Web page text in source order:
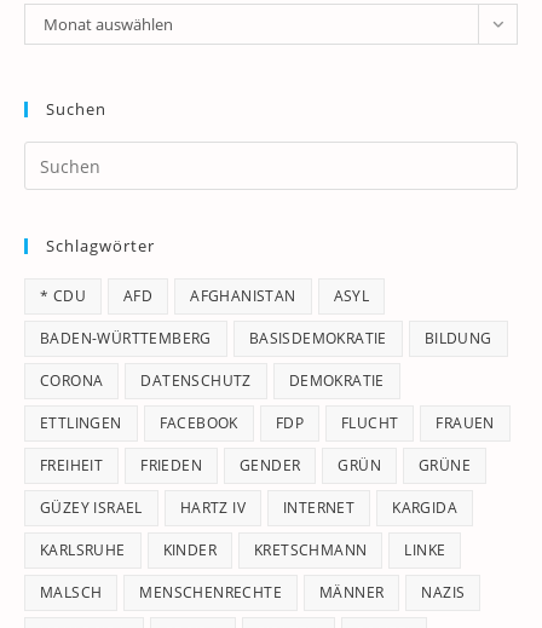
Archiv
Monat auswählen
Suchen
Schlagwörter
* CDU AFD AFGHANISTAN ASYL
BADEN-WÜRTTEMBERG BASISDEMOKRATIE BILDUNG
CORONA DATENSCHUTZ DEMOKRATIE
ETTLINGEN FACEBOOK FDP FLUCHT FRAUEN
FREIHEIT FRIEDEN GENDER GRÜN GRÜNE
GÜZEY ISRAEL HARTZ IV INTERNET KARGIDA
KARLSRUHE KINDER KRETSCHMANN LINKE
MALSCH MENSCHENRECHTE MÄNNER NAZIS